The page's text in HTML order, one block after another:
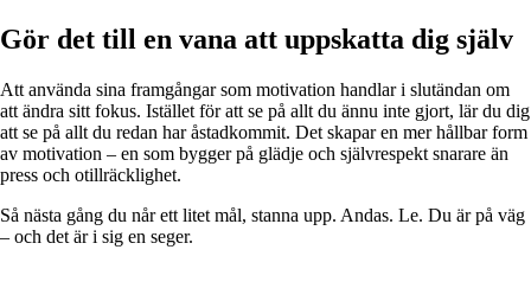
Gör det till en vana att uppskatta dig själv
Att använda sina framgångar som motivation handlar i slutändan om
att ändra sitt fokus. Istället för att se på allt du ännu inte gjort, lär du dig
att se på allt du redan har åstadkommit. Det skapar en mer hållbar form
av motivation – en som bygger på glädje och självrespekt snarare än
press och otillräcklighet.
Så nästa gång du når ett litet mål, stanna upp. Andas. Le. Du är på väg
– och det är i sig en seger.